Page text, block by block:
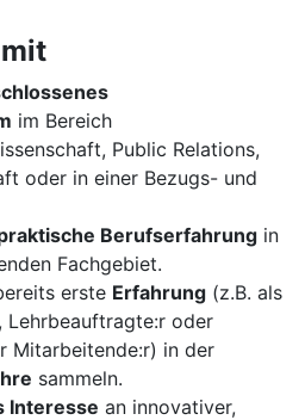
im Bereich
Public Relations,
oder in einer Bezugs- und
Berufserfahrung in
Fachgebiet.
erste Erfahrung (z.B. als
Lehrbeauftragte:r oder
Mitarbeitende:r) in der
sammeln.
Interesse an innovativer,